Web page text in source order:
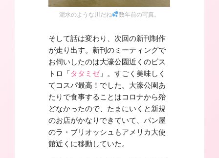
泥水のような川だね 数年前の写真。
そして話は変わり、次回の新刊制作
が走り出す。新刊のミーティングで
お伺いしたのは大濠公園近くのビス
トロ「タタミゼ」。すごく美味しく
てコスパ最高！でした。大濠公園あ
たりで食事することはコロナから殆
どなかったので、たまにいくと新規
のお店がかなりできていて、パン屋
のラ・ブリオッシュもアメリカ大使
館近くに移動していた。